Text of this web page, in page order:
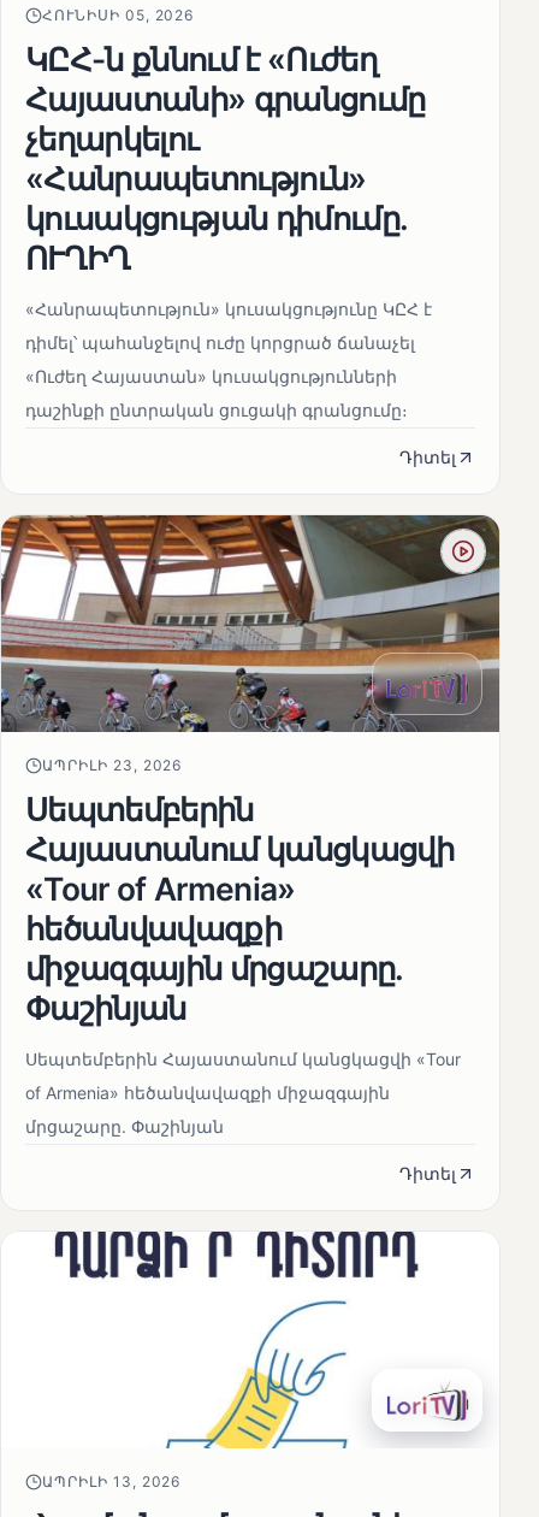
ՀՈՒՆԻՍԻ 05, 2026
ԿԸՀ-ն քննում է «Ուժեղ
Հայաստանի» գրանցումը
չեղարկելու
«Հանրապետություն»
կուսակցության դիմումը.
ՈՒՂԻՂ
«Հանրապետություն» կուսակցությունը ԿԸՀ է
դիմել՝ պահանջելով ուժը կորցրած ճանաչել
«Ուժեղ Հայաստան» կուսակցությունների
դաշինքի ընտրական ցուցակի գրանցումը։
Դիտել
ԱՊՐԻԼԻ 23, 2026
Սեպտեմբերին
Հայաստանում կանցկացվի
«Tour of Armenia»
հեծանվավազքի
միջազգային մրցաշարը.
Փաշինյան
Սեպտեմբերին Հայաստանում կանցկացվի «Tour
of Armenia» հեծանվավազքի միջազգային
մրցաշարը. Փաշինյան
Դիտել
ԱՊՐԻԼԻ 13, 2026